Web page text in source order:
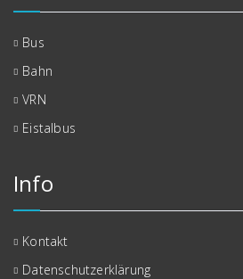
Bus
Bahn
VRN
Eistalbus
Info
Kontakt
Datenschutzerklärung